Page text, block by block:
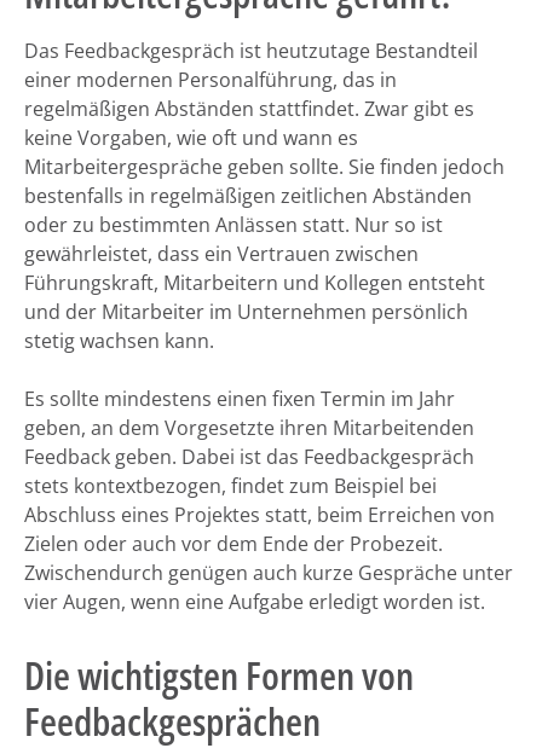
Das Feedbackgespräch ist heutzutage Bestandteil
einer modernen Personalführung, das in
regelmäßigen Abständen stattfindet. Zwar gibt es
keine Vorgaben, wie oft und wann es
Mitarbeitergespräche geben sollte. Sie finden jedoch
bestenfalls in regelmäßigen zeitlichen Abständen
oder zu bestimmten Anlässen statt. Nur so ist
gewährleistet, dass ein Vertrauen zwischen
Führungskraft, Mitarbeitern und Kollegen entsteht
und der Mitarbeiter im Unternehmen persönlich
stetig wachsen kann.
Es sollte mindestens einen fixen Termin im Jahr
geben, an dem Vorgesetzte ihren Mitarbeitenden
Feedback geben. Dabei ist das Feedbackgespräch
stets kontextbezogen, findet zum Beispiel bei
Abschluss eines Projektes statt, beim Erreichen von
Zielen oder auch vor dem Ende der Probezeit.
Zwischendurch genügen auch kurze Gespräche unter
vier Augen, wenn eine Aufgabe erledigt worden ist.
Die wichtigsten Formen von
Feedbackgesprächen